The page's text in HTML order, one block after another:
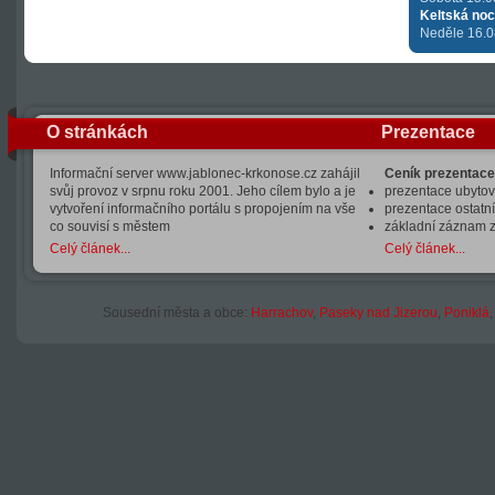
Keltská
Neděle
O stránkách
Informační server www.jablonec-krkonose.cz zahájil
svůj provoz v srpnu roku 2001. Jeho cílem bylo a je
vytvoření informačního portálu s propojením na vše
co souvisí s městem
Celý článek...
Prezentace
Ceník
prezentace
prezentace
základní záznam
Celý článek...
Sousední města a obce: Harrachov, Paseky nad Jizerou, Poniklá,